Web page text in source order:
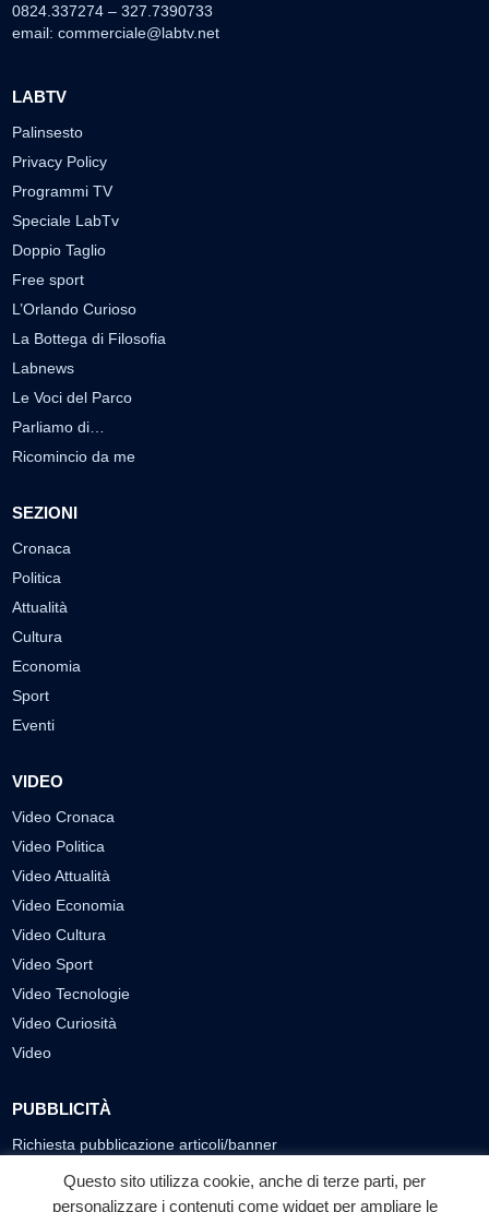
0824.337274 – 327.7390733
email: commerciale@labtv.net
LABTV
Palinsesto
Privacy Policy
Programmi TV
Speciale LabTv
Doppio Taglio
Free sport
L’Orlando Curioso
La Bottega di Filosofia
Labnews
Le Voci del Parco
Parliamo di…
Ricomincio da me
SEZIONI
Cronaca
Politica
Attualità
Cultura
Economia
Sport
Eventi
VIDEO
Video Cronaca
Video Politica
Video Attualità
Video Economia
Video Cultura
Video Sport
Video Tecnologie
Video Curiosità
Video
PUBBLICITÀ
Richiesta pubblicazione articoli/banner
SEGUICI SUI SOCIAL
Questo sito utilizza cookie, anche di terze parti, per
personalizzare i contenuti come widget per ampliare le